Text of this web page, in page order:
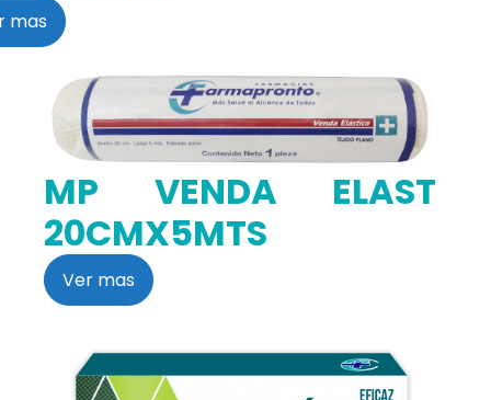
mas
MP VENDA ELAST
20CMX5MTS
Ver mas